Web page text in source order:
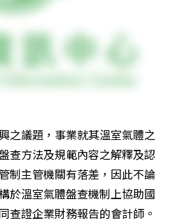
之議題，事業就其溫室氣體之
查方法及規範內容之解釋及認
制主管機關有落差，因此不論
於溫室氣體盤查機制上協助國
查證企業財務報告的會計師。